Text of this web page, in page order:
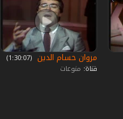
مروان حسام الدين ‏ (1:30:07)
قناة: منوعات